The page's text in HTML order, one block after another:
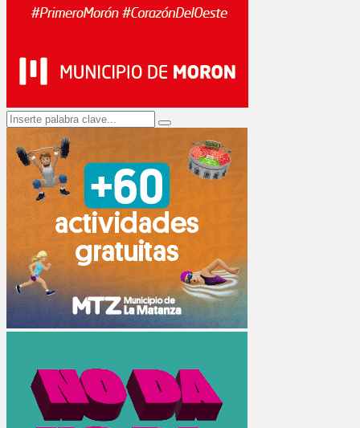
Search
for:
Search